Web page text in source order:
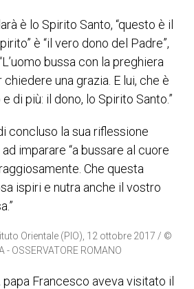
è lo Spirito Santo, “questo è il
è “il vero dono del Padre”,
bussa con la preghiera
una grazia. E lui, che è
di più: il dono, lo Spirito Santo.”
concluso la sua riflessione
imparare “a bussare al cuore
Che questa
ispiri e nutra anche il vostro
Francesco aveva visitato il